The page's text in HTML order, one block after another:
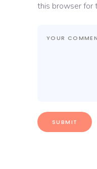
this browser for